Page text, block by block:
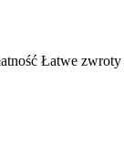
Łatwe zwroty